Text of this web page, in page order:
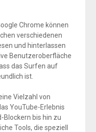
Chrome können
verschiedenen
und hinterlassen
Benutzeroberfläche
das Surfen auf
ist.
Vielzahl von
YouTube-Erlebnis
Blockern bis hin zu
Tools, die speziell